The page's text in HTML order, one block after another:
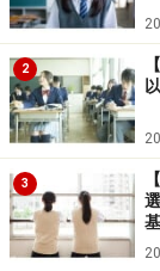
です。特に、
必須といえま
はならない英
復習する余裕
の国語の教科
るため、小学
ことになりま
イナスの概念
2
3